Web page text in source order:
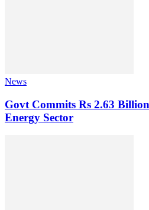
News
Govt Commits Rs 2.63
Energy Sector